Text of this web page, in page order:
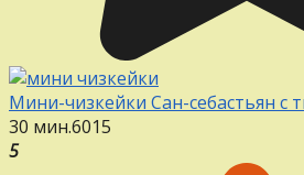
Мини-чизкейки Сан-себастьян с
30 мин.6015
5